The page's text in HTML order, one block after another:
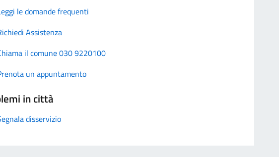
le domande frequenti
Assistenza
il comune 030 9220100
un appuntamento
in città
disservizio